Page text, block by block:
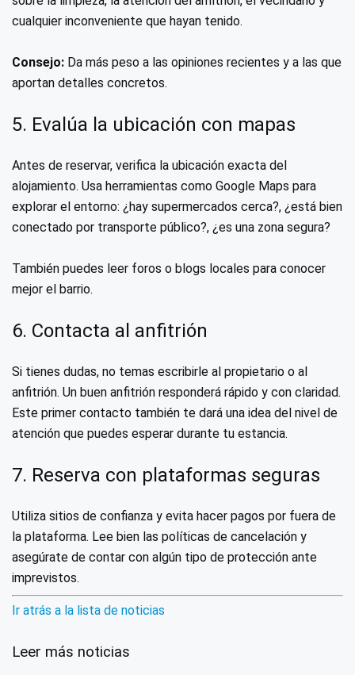
cualquier inconveniente que hayan tenido.
Consejo: Da más peso a las opiniones recientes y a las que
aportan detalles concretos.
5. Evalúa la ubicación con mapas
Antes de reservar, verifica la ubicación exacta del
alojamiento. Usa herramientas como Google Maps para
explorar el entorno: ¿hay supermercados cerca?, ¿está bien
conectado por transporte público?, ¿es una zona segura?
También puedes leer foros o blogs locales para conocer
mejor el barrio.
6. Contacta al anfitrión
Si tienes dudas, no temas escribirle al propietario o al
anfitrión. Un buen anfitrión responderá rápido y con claridad.
Este primer contacto también te dará una idea del nivel de
atención que puedes esperar durante tu estancia.
7. Reserva con plataformas seguras
Utiliza sitios de confianza y evita hacer pagos por fuera de
la plataforma. Lee bien las políticas de cancelación y
asegúrate de contar con algún tipo de protección ante
imprevistos.
Ir atrás a la lista de noticias
Leer más noticias